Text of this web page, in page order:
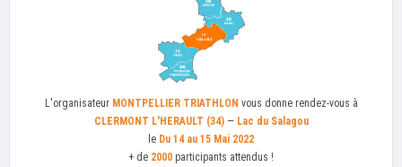
L'organisateur MONTPELLIER TRIATHLON vous donne rendez-vous à
CLERMONT L'HERAULT (34)— Lac du Salagou
le Du 14 au 15 Mai 2022
+ de 2000 participants attendus !